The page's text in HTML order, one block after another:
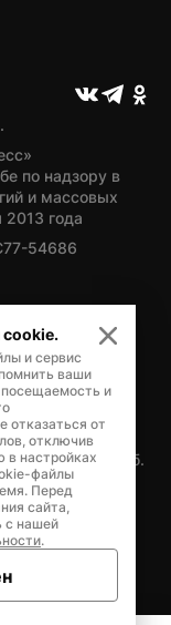
по надзору в
и массовых
года
54686
Ямало-
д.1, каб.
и сервис
ваши
посещаемость и
отказаться от
отключив
в настройках
файлы
Перед
сайта,
с нашей
.